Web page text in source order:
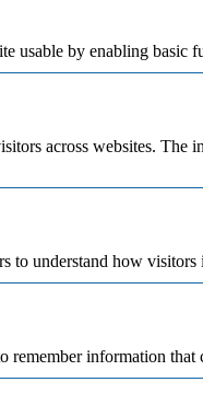
usable by enabling
across websites.
to understand how
remember information